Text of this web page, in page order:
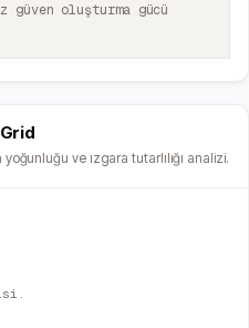
oluşturma gücü
ve ızgara tutarlılığı analizi.